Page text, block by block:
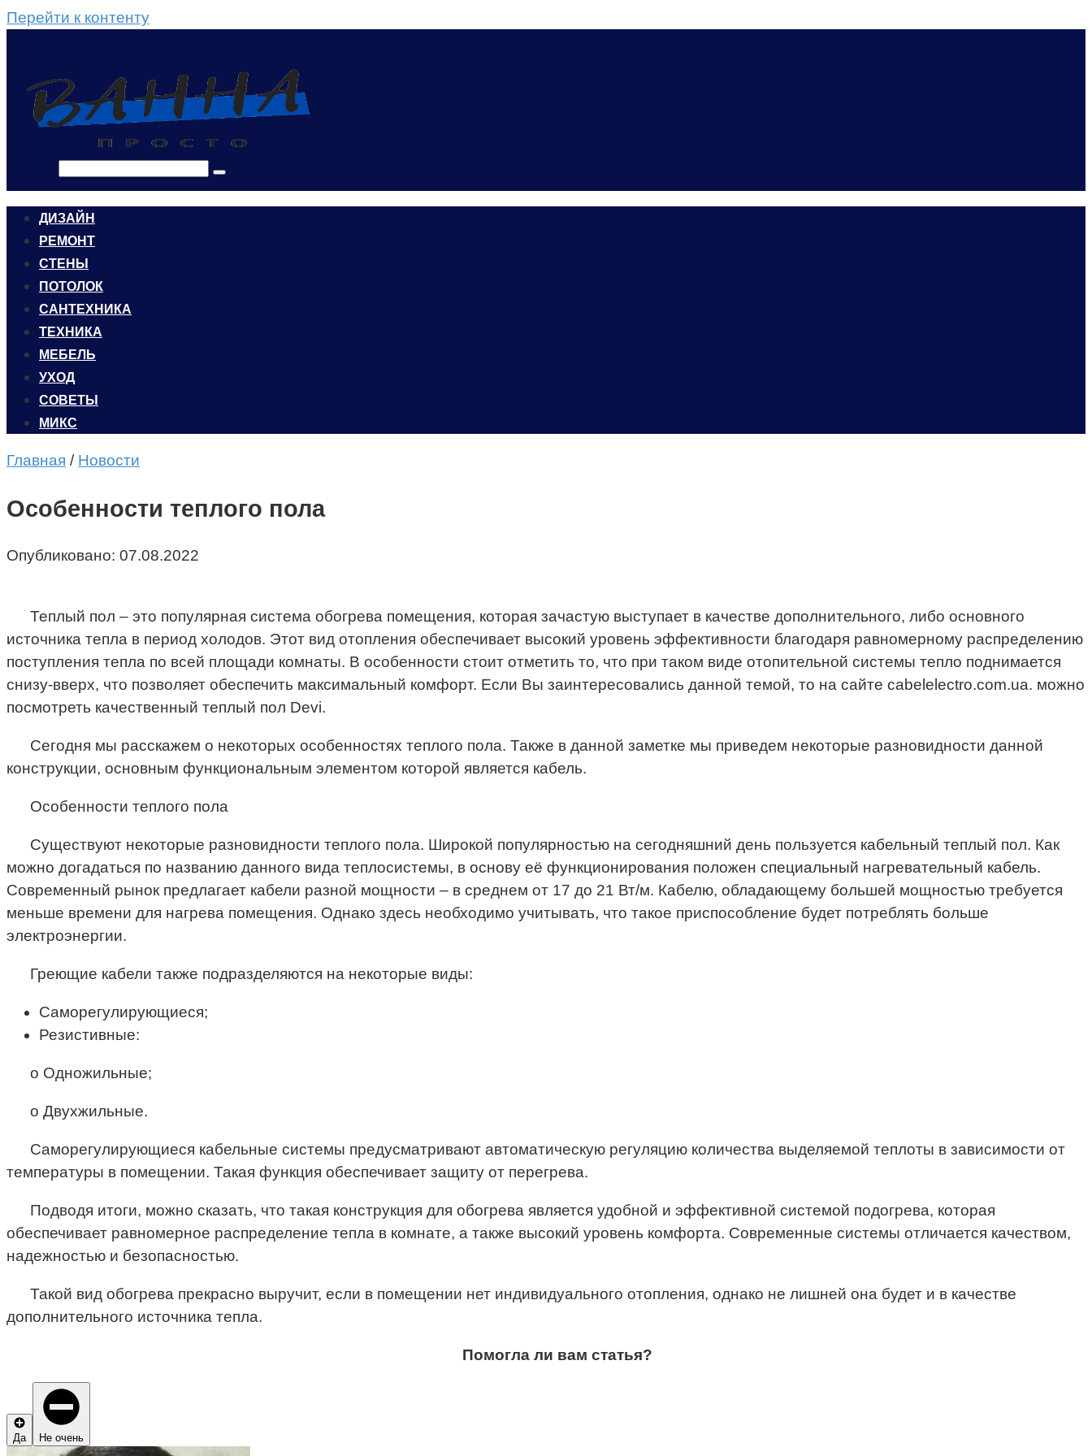
Перейти к контенту
ДИЗАЙН
РЕМОНТ
СТЕНЫ
ПОТОЛОК
САНТЕХНИКА
ТЕХНИКА
МЕБЕЛЬ
УХОД
CОВЕТЫ
МИКС
Главная / Новости
Особенности теплого пола
Опубликовано: 07.08.2022
Теплый пол – это популярная система обогрева помещения, которая зачастую выступает в качестве дополнительного, либо основного
источника тепла в период холодов. Этот вид отопления обеспечивает высокий уровень эффективности благодаря равномерному распределению
поступления тепла по всей площади комнаты. В особенности стоит отметить то, что при таком виде отопительной системы тепло поднимается
снизу-вверх, что позволяет обеспечить максимальный комфорт. Если Вы заинтересовались данной темой, то на сайте cabelelectro.com.ua. можно
посмотреть качественный теплый пол Devi.
Сегодня мы расскажем о некоторых особенностях теплого пола. Также в данной заметке мы приведем некоторые разновидности данной
конструкции, основным функциональным элементом которой является кабель.
Особенности теплого пола
Существуют некоторые разновидности теплого пола. Широкой популярностью на сегодняшний день пользуется кабельный теплый пол. Как
можно догадаться по названию данного вида теплосистемы, в основу её функционирования положен специальный нагревательный кабель.
Современный рынок предлагает кабели разной мощности – в среднем от 17 до 21 Вт/м. Кабелю, обладающему большей мощностью требуется
меньше времени для нагрева помещения. Однако здесь необходимо учитывать, что такое приспособление будет потреблять больше
электроэнергии.
Греющие кабели также подразделяются на некоторые виды:
Саморегулирующиеся;
Резистивные:
o Одножильные;
o Двухжильные.
Саморегулирующиеся кабельные системы предусматривают автоматическую регуляцию количества выделяемой теплоты в зависимости от
температуры в помещении. Такая функция обеспечивает защиту от перегрева.
Подводя итоги, можно сказать, что такая конструкция для обогрева является удобной и эффективной системой подогрева, которая
обеспечивает равномерное распределение тепла в комнате, а также высокий уровень комфорта. Современные системы отличается качеством,
надежностью и безопасностью.
Такой вид обогрева прекрасно выручит, если в помещении нет индивидуального отопления, однако не лишней она будет и в качестве
дополнительного источника тепла.
Помогла ли вам статья?
Да Не очень